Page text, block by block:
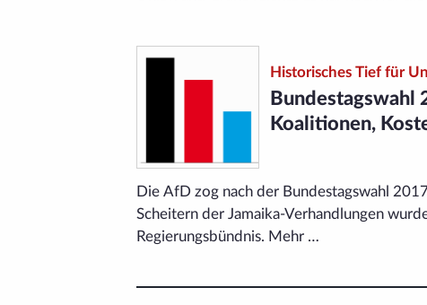
Historisches Tief für
Bundestagswahl
Koalitionen,
Die AfD zog nach der Bundestagswahl
Scheitern der Jamaika-Verhandlungen
Regierungs­bündnis. Mehr …